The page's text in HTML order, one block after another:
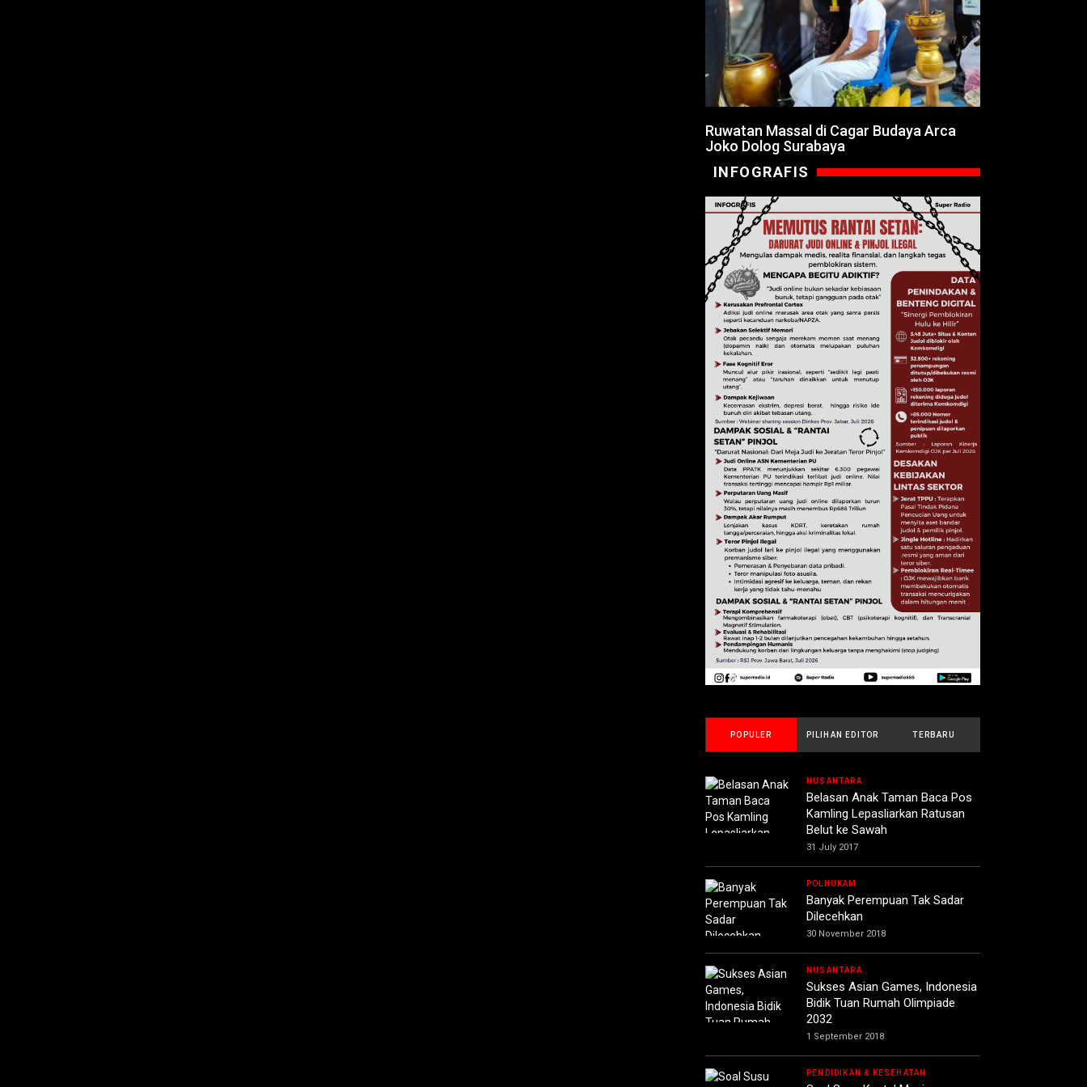
Ruwatan Massal di Cagar Budaya Arca
Joko Dolog Surabaya
INFOGRAFIS
POPULER PILIHAN EDITOR TERBARU
NUSANTARA
Belasan Anak Taman Baca Pos
Kamling Lepasliarkan Ratusan
Belut ke Sawah
31 July 2017
POLHUKAM
Banyak Perempuan Tak Sadar
Dilecehkan
30 November 2018
NUSANTARA
Sukses Asian Games, Indonesia
Bidik Tuan Rumah Olimpiade
2032
1 September 2018
PENDIDIKAN & KESEHATAN